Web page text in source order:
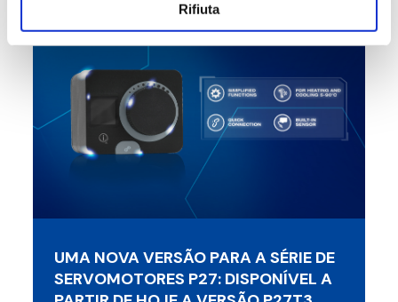
Rifiuta
UMA NOVA VERSÃO PARA A SÉRIE DE
SERVOMOTORES P27: DISPONÍVEL A